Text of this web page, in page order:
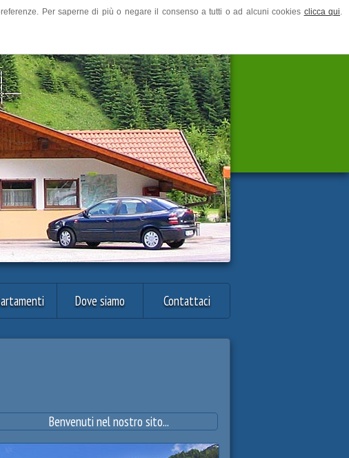
Dove siamo Contattaci
Benvenuti nel nostro sito...
Per saperne di più o negare il consenso a tutti o ad alcuni cookies clicca qui.